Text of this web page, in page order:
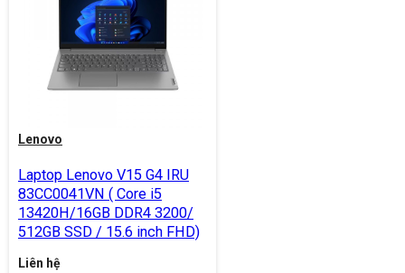
Lenovo
Laptop Lenovo V15 G4 IRU
83CC0041VN ( Core i5
13420H/16GB DDR4 3200/
512GB SSD / 15.6 inch FHD)
Liên hệ